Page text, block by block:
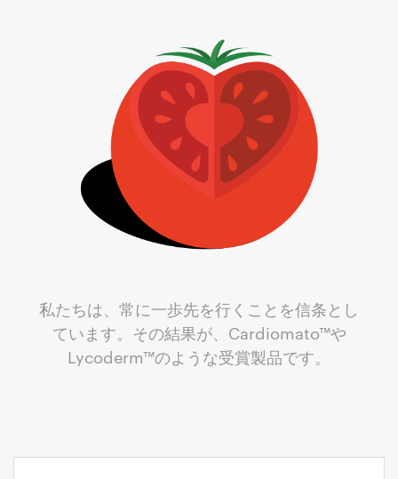
私たちは、常に一歩先を行くことを信条とし
ています。その結果が、Cardiomato™や
Lycoderm™のような受賞製品です。